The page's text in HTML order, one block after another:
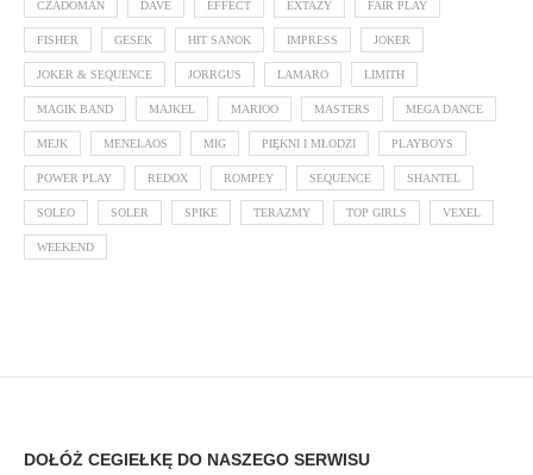
CZADOMAN DAVE EFFECT EXTAZY FAIR PLAY
FISHER GESEK HIT SANOK IMPRESS JOKER
JOKER & SEQUENCE JORRGUS LAMARO LIMITH
MAGIK BAND MAJKEL MARIOO MASTERS MEGA DANCE
MEJK MENELAOS MIG PIĘKNI I MŁODZI PLAYBOYS
POWER PLAY REDOX ROMPEY SEQUENCE SHANTEL
SOLEO SOLER SPIKE TERAZMY TOP GIRLS VEXEL
WEEKEND
DOŁÓŻ CEGIEŁKĘ DO NASZEGO SERWISU